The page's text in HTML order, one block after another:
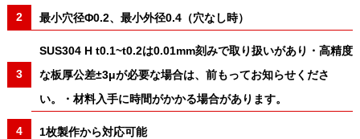
最小穴径Φ0.2、最小外径0.4（穴なし時）
SUS304 H t0.1~t0.2は0.01mm刻みで取り扱いがあり・高精度
な板厚公差±3μが必要な場合は、前もってお知らせくださ
い。・材料入手に時間がかかる場合があります。
1枚製作から対応可能